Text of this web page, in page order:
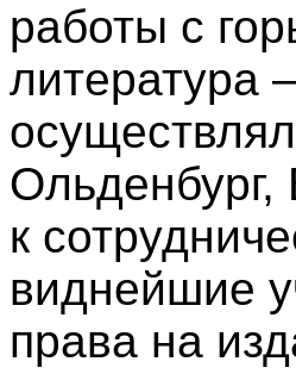
работы с
литература
к
виднейшие
права на